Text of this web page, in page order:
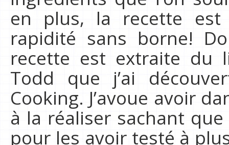
en plus, la recette est
rapidité sans borne!
recette est extraite du
Todd que j’ai
Cooking. J’avoue avoir
à la réaliser sachant
pour les avoir testé à